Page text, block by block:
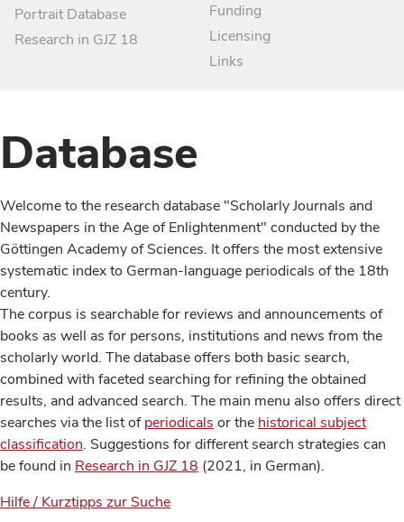
Portrait Database
Research in GJZ 18
Funding
Licensing
Links
Database
Welcome to the research database "Scholarly Journals and
Newspapers in the Age of Enlightenment" conducted by the
Göttingen Academy of Sciences. It offers the most extensive
systematic index to German-language periodicals of the 18th
century.
The corpus is searchable for reviews and announcements of
books as well as for persons, institutions and news from the
scholarly world. The database offers both basic search,
combined with faceted searching for refining the obtained
results, and advanced search. The main menu also offers direct
searches via the list ofperiodicals or the historical subject
classification. Suggestions for different search strategies can
be found in Research in GJZ 18 (2021, in German).
Hilfe / Kurztipps zur Suche